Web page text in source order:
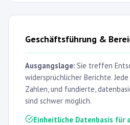
Geschäftsführung &
Ausgangslage: Sie treffen
widersprüchlicher Berichte.
Zahlen, und fundierte,
sind schwer möglich.
Einheitliche Datenbasis für